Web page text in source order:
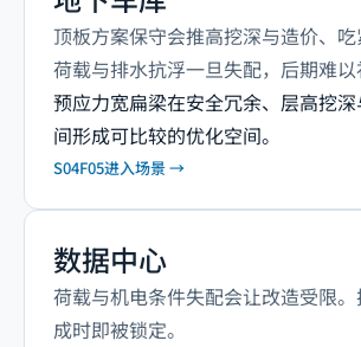
顶板方案保守会推高挖深与造价、
荷载与排水抗浮一旦失配，后期难以
预应力宽扁梁在安全冗余、层高挖
间形成可比较的优化空间。
S04F05进入场景 →
数据中心
荷载与机电条件失配会让改造受限
成时即被锁定。